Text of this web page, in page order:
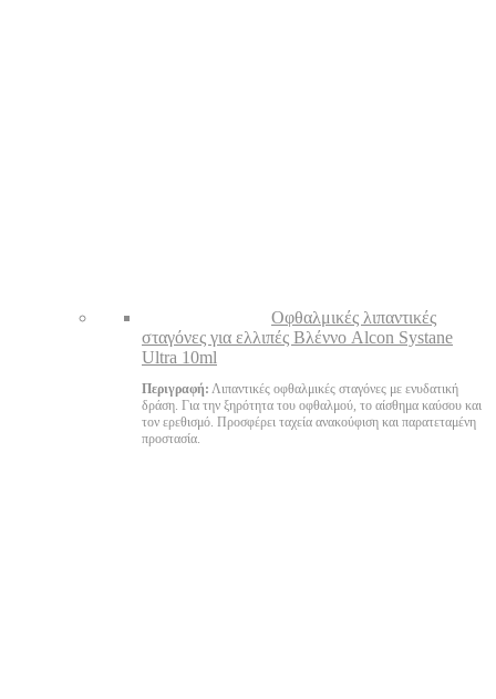
Oφθαλμικές λιπαντικές
σταγόνες για ελλιπές Βλέννο Alcon Systane
Ultra 10ml
Περιγραφή: Λιπαντικές οφθαλμικές σταγόνες με ενυδατική
δράση. Για την ξηρότητα του οφθαλμού, το αίσθημα καύσου και
τον ερεθισμό. Προσφέρει ταχεία ανακούφιση και παρατεταμένη
προστασία.